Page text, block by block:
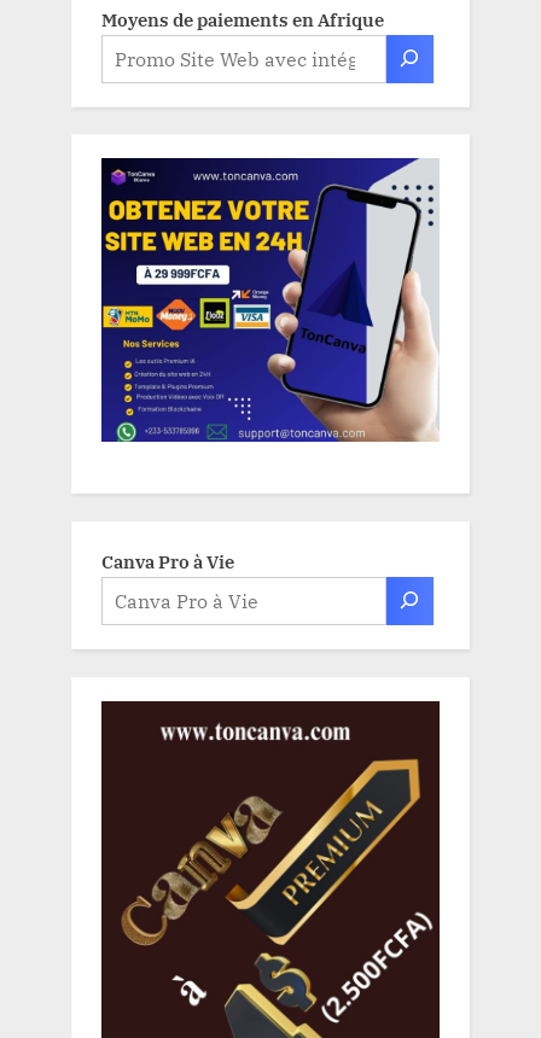
Moyens de paiements en Afrique
Canva Pro à Vie